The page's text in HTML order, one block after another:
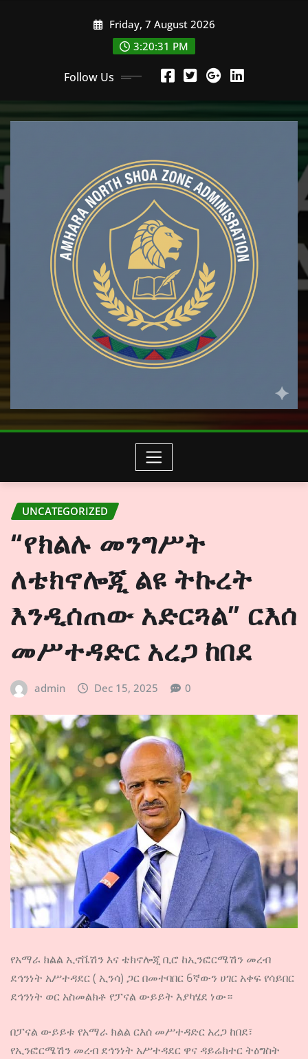
Friday, 7 August 2026
3:20:32 PM
Follow Us
UNCATEGORIZED
“የክልሉ መንግሥት
ለቴክኖሎጂ ልዩ ትኩረት
እንዲሰጠው አድርጓል” ርእሰ
መሥተዳድር አረጋ ከበደ
admin Dec 15, 2025 0
የአማራ ክልል ኢኖቬሽን እና ቴክኖሎጂ ቢሮ ከኢንፎርሜሽን መረብ
ደኅንነት አሥተዳደር ( ኢንሳ) ጋር በመተባበር 6ኛውን ሀገር አቀፍ የሳይበር
ደኅንነት ወር አስመልክቶ የፓናል ውይይት እያካሄደ ነው።
በፓናል ውይይቱ የአማራ ክልል ርእሰ መሥተዳድር አረጋ ከበደ፣
የኢንፎርሜሽን መረብ ደኅንነት አሥተዳደር ዋና ዳይሬክተር ትዕግስት